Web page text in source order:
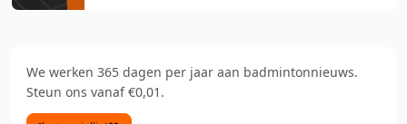
We werken 365 dagen per jaar aan badmintonnieuws.
Steun ons vanaf €0,01.